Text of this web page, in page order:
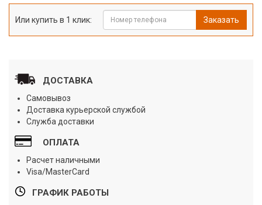
Или купить в 1 клик: Заказать
ДОСТАВКА
Самовывоз
Доставка курьерской службой
Служба доставки
ОПЛАТА
Расчет наличными
Visa/MasterCard
ГРАФИК РАБОТЫ